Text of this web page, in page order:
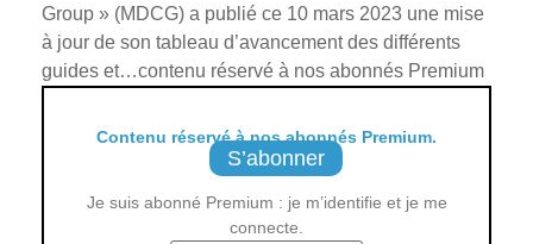
Group » (MDCG) a publié ce 10 mars 2023 une mise
à jour de son tableau d’avancement des différents
guides et…contenu réservé à nos abonnés Premium
Contenu réservé à nos abonnés Premium.
S’abonner
Je suis abonné Premium : je m’identifie et je me
connecte.